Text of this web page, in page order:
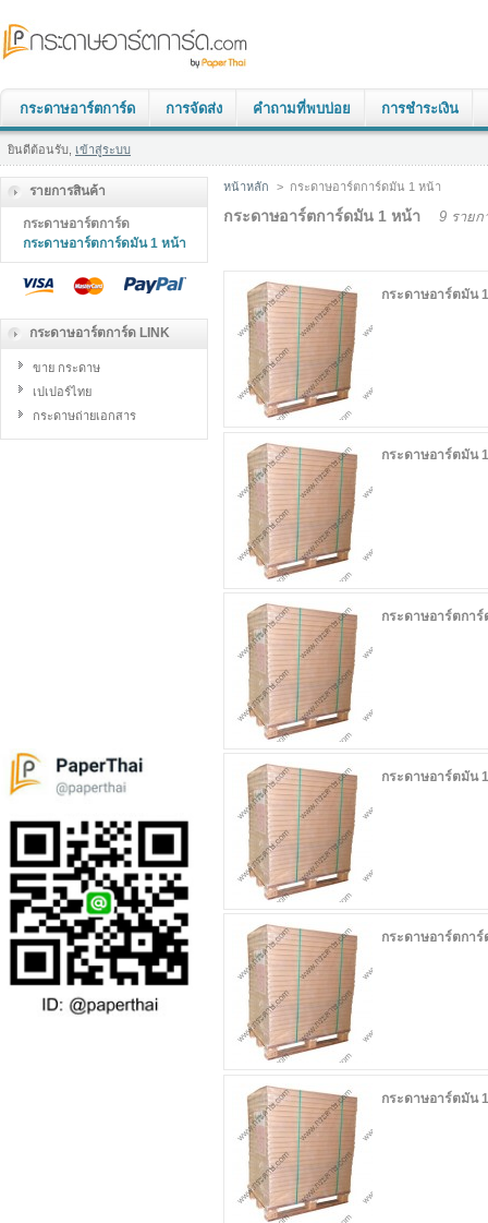
กระดาษอาร์ตการ์ด การจัดส่ง คำถามที่พบบ่อย การชำระเงิน
ยินดีต้อนรับ, เข้าสู่ระบบ
รายการสินค้า
กระดาษอาร์ตการ์ด
กระดาษอาร์ตการ์ดมัน 1 หน้า
กระดาษอาร์ตการ์ด LINK
ขาย กระดาษ
เปเปอร์ไทย
กระดาษถ่ายเอกสาร
หน้าหลัก > กระดาษอาร์ตการ์ดมัน 1 หน้า
กระดาษอาร์ตการ์ดมัน 1 หน้า 9 รายก
กระดาษอาร์ตมัน
กระดาษอาร์ตมัน
กระดาษอาร์ตกา
กระดาษอาร์ตมัน
กระดาษอาร์ตกา
กระดาษอาร์ตมัน